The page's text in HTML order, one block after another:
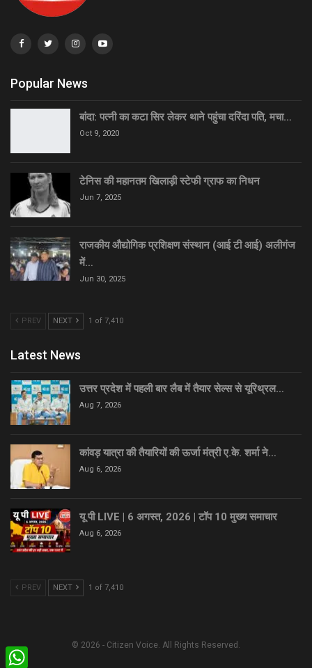
Popular News
बांदा: पत्नी का कटा सिर लेकर थाने पहुंचा दरिंदा पति, मचा…
Oct 9, 2020
टेनिस की महानतम खिलाड़ी स्टेफी ग्राफ का निधन
Jun 7, 2025
राजकीय औद्योगिक प्रशिक्षण संस्थान (आई टी आई) अलीगंज
में…
Jun 30, 2025
PREV NEXT 1 of 7,410
Latest News
उत्तर प्रदेश में पहली बार लैब में तैयार सेल्स से यूरिथ्रल…
Aug 7, 2026
कांवड़ यात्रा की तैयारियों की ऊर्जा मंत्री ए.के. शर्मा ने…
Aug 6, 2026
यू पी LIVE | 6 अगस्त, 2026 | टॉप 10 मुख्य समाचार
Aug 6, 2026
PREV NEXT 1 of 7,410
© 2026 - Citizen Voice. All Rights Reserved.